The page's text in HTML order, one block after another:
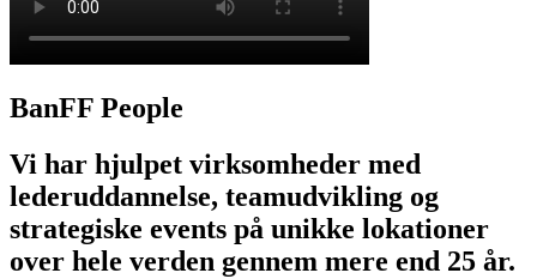
BanFF People
Vi har hjulpet virksomheder med
lederuddannelse, teamudvikling og
strategiske events på unikke lokationer
over hele verden gennem mere end 25 år.